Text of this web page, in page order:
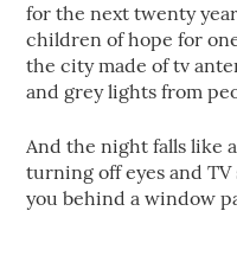
for the next twenty
children of hope for
the city made of tv
and grey lights from
And the night falls like
turning off eyes and TV
you behind a window